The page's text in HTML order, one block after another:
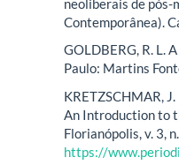
Contemporânea).
GOLDBERG, R. L.
Paulo: Martins
KRETZSCHMAR,
An Introduction to
Florianópolis, v. 3,
https://